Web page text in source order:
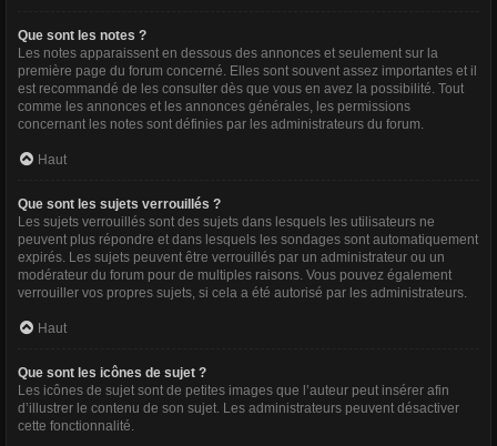
Que sont les notes ?
Les notes apparaissent en dessous des annonces et seulement sur la
première page du forum concerné. Elles sont souvent assez importantes et il
est recommandé de les consulter dès que vous en avez la possibilité. Tout
comme les annonces et les annonces générales, les permissions
concernant les notes sont définies par les administrateurs du forum.
Haut
Que sont les sujets verrouillés ?
Les sujets verrouillés sont des sujets dans lesquels les utilisateurs ne
peuvent plus répondre et dans lesquels les sondages sont automatiquement
expirés. Les sujets peuvent être verrouillés par un administrateur ou un
modérateur du forum pour de multiples raisons. Vous pouvez également
verrouiller vos propres sujets, si cela a été autorisé par les administrateurs.
Haut
Que sont les icônes de sujet ?
Les icônes de sujet sont de petites images que l’auteur peut insérer afin
d’illustrer le contenu de son sujet. Les administrateurs peuvent désactiver
cette fonctionnalité.